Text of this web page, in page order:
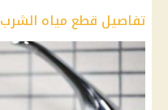
تفاصيل قطع مياه الشرب غدًا